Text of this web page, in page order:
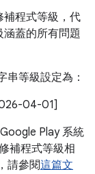
程式等級，代
蓋的所有問題
串等級設定為：
04-01]
Play 系統
補程式等級相
請參閱這篇文